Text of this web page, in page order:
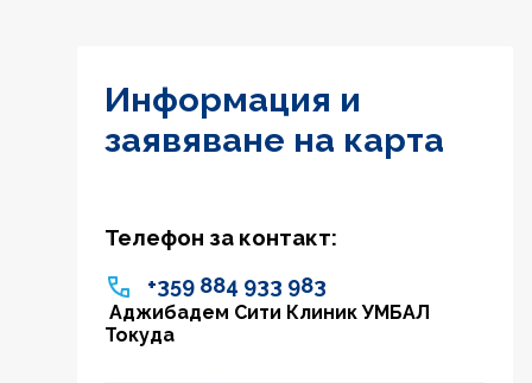
Информация и
заявяване на карта
Телефон за контакт:
+359 884 933 983
Аджибадем Сити Клиник УМБАЛ
Токуда